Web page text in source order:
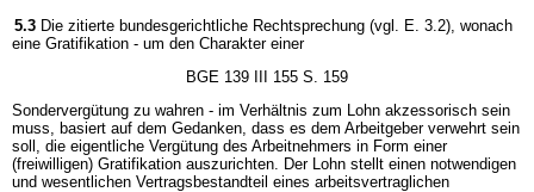
5.3 Die zitierte bundesgerichtliche Rechtsprechung (vgl. E. 3.2), wonach
eine Gratifikation - um den Charakter einer
BGE 139 III 155 S. 159
Sondervergütung zu wahren - im Verhältnis zum Lohn akzessorisch sein
muss, basiert auf dem Gedanken, dass es dem Arbeitgeber verwehrt sein
soll, die eigentliche Vergütung des Arbeitnehmers in Form einer
(freiwilligen) Gratifikation auszurichten. Der Lohn stellt einen notwendigen
und wesentlichen Vertragsbestandteil eines arbeitsvertraglichen